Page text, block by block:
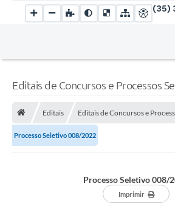
(35)
Editais de Concursos e Processos
Editais Editais de Concursos e
Processo Seletivo 008/2022
Processo Seletivo 008/
Imprimir